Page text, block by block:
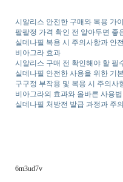
시알리스 안전한 구매와 복용 가
팔팔정 가격 확인 전 알아두면 좋
실데나필 복용 시 주의사항과 안
비아그라 효과
시알리스 구매 전 확인해야 할 필
실데나필 안전한 사용을 위한 기
구구정 부작용 및 복용 시 주의사
비아그라의 효과와 올바른 사용법
실데나필 처방전 발급 과정과 주
6m3ud7v